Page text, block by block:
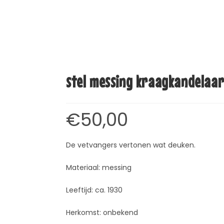
stel messing
€50,00
De vetvangers vertonen wat deuken.
Materiaal: messing
Leeftijd: ca. 1930
Herkomst: onbekend